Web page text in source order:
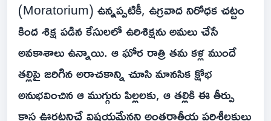
(Moratorium) ఉన్నప్పటికీ, ఉగ్రవాద నిరోధక చట్టం
కింద శిక్ష పడిన కేసులలో ఉరిశిక్షను అమలు చేసే
అవకాశాలు ఉన్నాయి. ఆ ఘోర రాత్రి తమ కళ్ల ముందే
తల్లిపై జరిగిన అరాచకాన్ని చూసి మానసిక క్షోభ
అనుభవించిన ఆ ముగ్గురు పిల్లలకు, ఆ తల్లికి ఈ తీర్పు
కాస్త ఊరటనిచ్చే విషయమేనని అంతర్జాతీయ పరిశీలకులు